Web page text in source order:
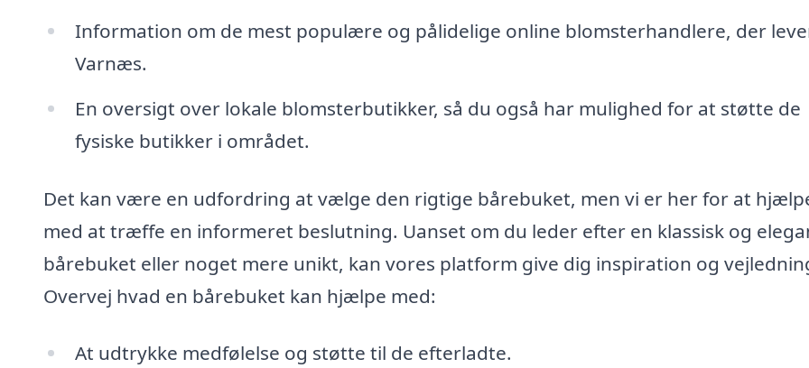
Information om de mest populære og pålidelige online blomsterhandlere, der
Varnæs.
En oversigt over lokale blomsterbutikker, så du også har mulighed for at støtte de
fysiske butikker i området.
Det kan være en udfordring at vælge den rigtige bårebuket, men vi er her for at
med at træffe en informeret beslutning. Uanset om du leder efter en klassisk og
bårebuket eller noget mere unikt, kan vores platform give dig inspiration og
Overvej hvad en bårebuket kan hjælpe med:
At udtrykke medfølelse og støtte til de efterladte.